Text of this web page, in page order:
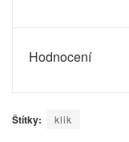
Hodnocení
Štítky: klik